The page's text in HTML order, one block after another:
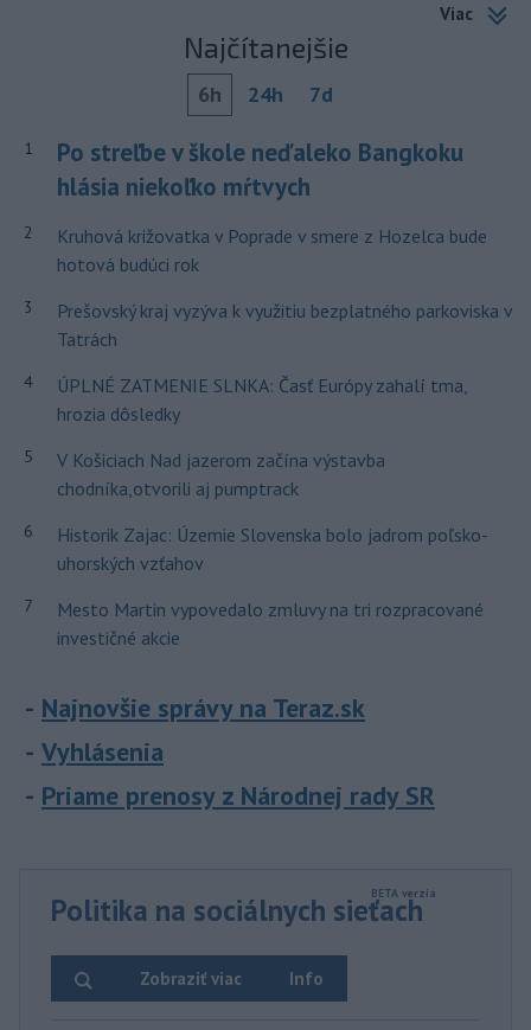
Viac
Najčítanejšie
6h 24h 7d
1
Po streľbe v škole neďaleko Bangkoku
hlásia niekoľko mŕtvych
2
Kruhová križovatka v Poprade v smere z Hozelca bude
hotová budúci rok
3
Prešovský kraj vyzýva k využitiu bezplatného parkoviska v
Tatrách
4
ÚPLNÉ ZATMENIE SLNKA: Časť Európy zahalí tma,
hrozia dôsledky
5
V Košiciach Nad jazerom začína výstavba
chodníka,otvorili aj pumptrack
6
Historik Zajac: Územie Slovenska bolo jadrom poľsko-
uhorských vzťahov
7
Mesto Martin vypovedalo zmluvy na tri rozpracované
investičné akcie
Najnovšie správy na Teraz.sk
Vyhlásenia
Priame prenosy z Národnej rady SR
Politika na sociálnych sieťach
Info
Zobraziť viac